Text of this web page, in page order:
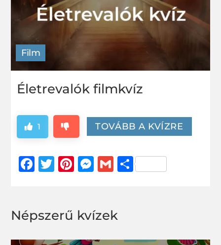
Film
Életrevalók filmkvíz
1 TOVÁBB A KVÍZRE
Facebook
Twitter
Pinterest
Messenger
GmailOssza
Népszerű kvízek